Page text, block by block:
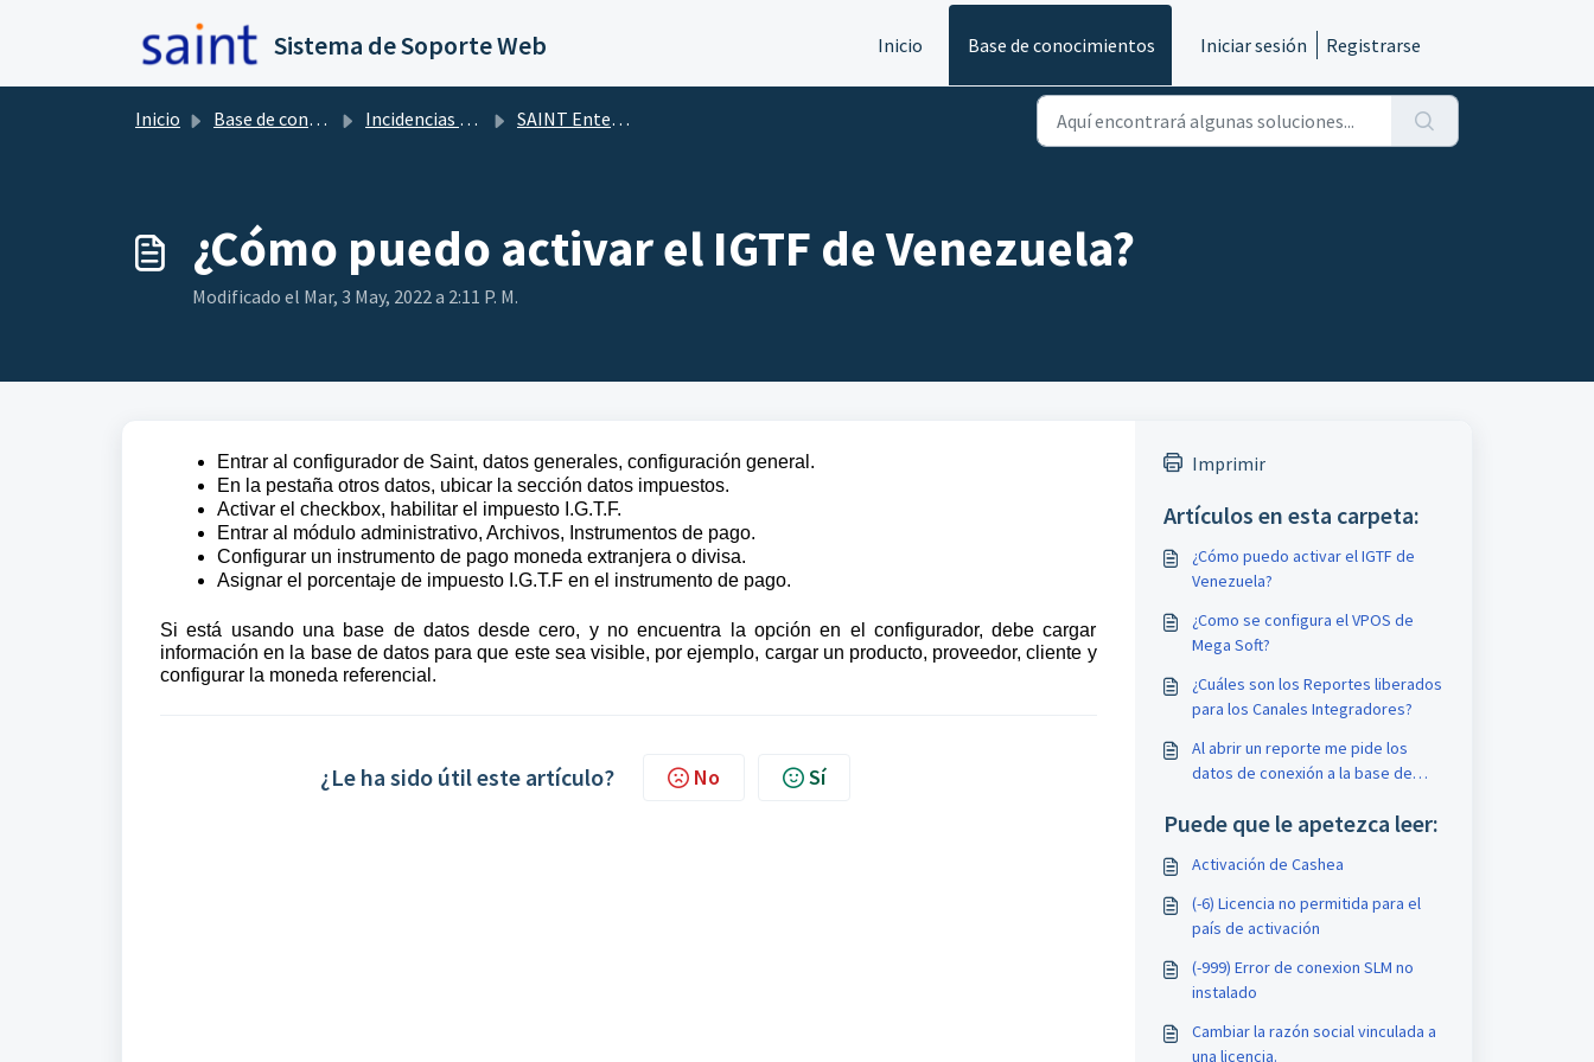
Sistema de Soporte Web Inicio Base de conocimientos Iniciar sesión Registrarse
Inicio Base de conocimientos Incidencias comunes SAINT Enterprise Administrativo
¿Cómo puedo activar el IGTF de Venezuela?
Modificado el Mar, 3 May, 2022 a 2:11 P. M.
Entrar al configurador de Saint, datos generales, configuración general.
En la pestaña otros datos, ubicar la sección datos impuestos.
Activar el checkbox, habilitar el impuesto I.G.T.F.
Entrar al módulo administrativo, Archivos, Instrumentos de pago.
Configurar un instrumento de pago moneda extranjera o divisa.
Asignar el porcentaje de impuesto I.G.T.F en el instrumento de pago.
Si está usando una base de datos desde cero, y no encuentra la opción en el configurador, debe cargar
información en la base de datos para que este sea visible, por ejemplo, cargar un producto, proveedor, cliente y
configurar la moneda referencial.
¿Le ha sido útil este artículo? No Sí
Imprimir
Artículos en esta carpeta:
¿Cómo puedo activar el IGTF de
Venezuela?
¿Como se configura el VPOS de
Mega Soft?
¿Cuáles son los Reportes liberados
para los Canales Integradores?
Al abrir un reporte me pide los
datos de conexión a la base de
Puede que le apetezca leer:
Activación de Cashea
(-6) Licencia no permitida para el
país de activación
(-999) Error de conexion SLM no
instalado
Cambiar la razón social vinculada a
una licencia.